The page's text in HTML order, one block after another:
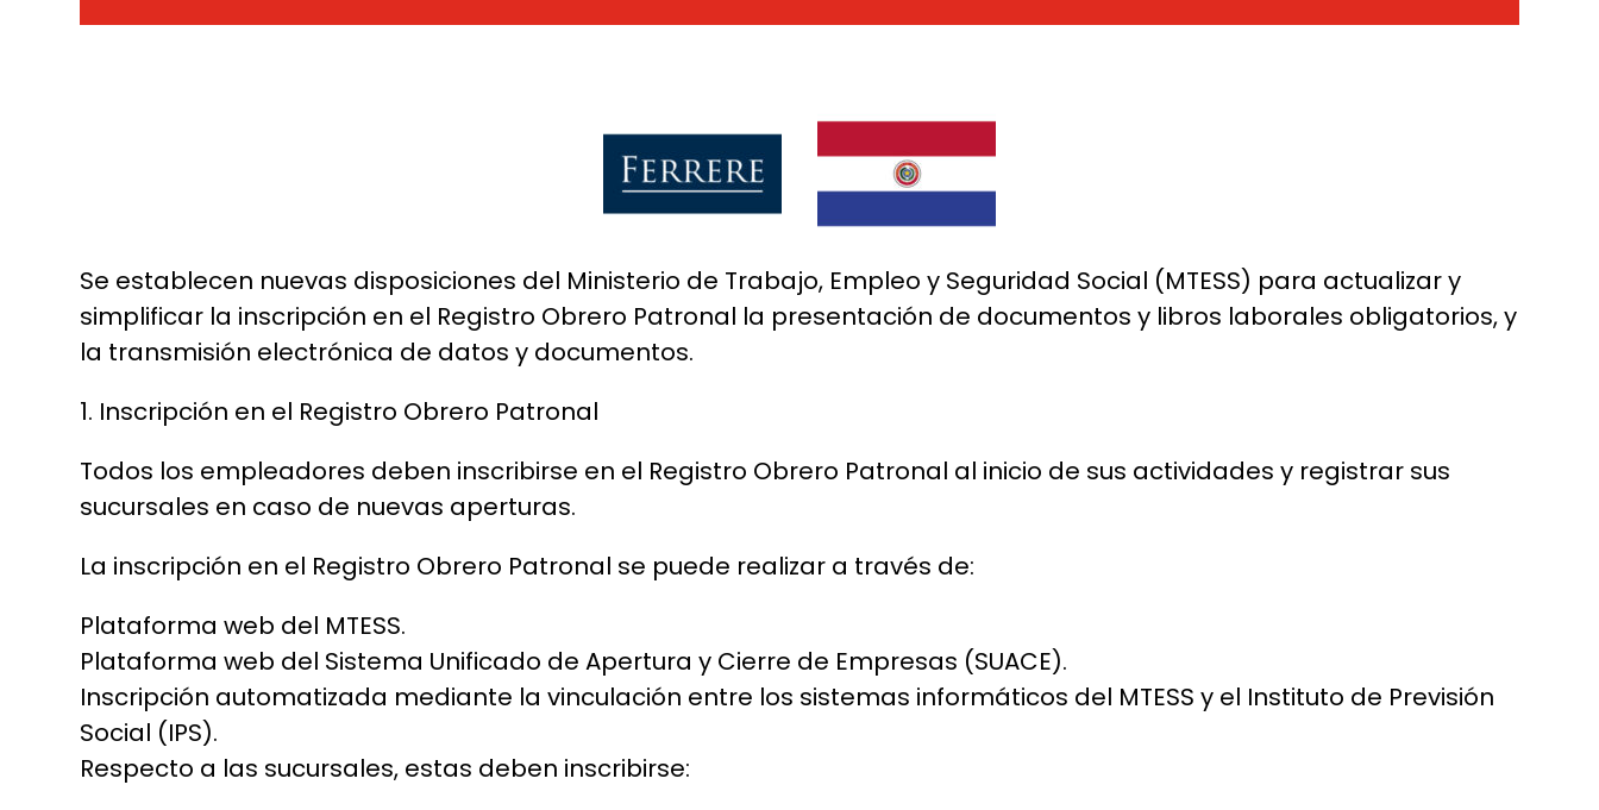
Se establecen nuevas disposiciones del Ministerio de Trabajo, Empleo y Seguridad Social (MTESS) para actualizar y
simplificar la inscripción en el Registro Obrero Patronal la presentación de documentos y libros laborales obligatorios, y
la transmisión electrónica de datos y documentos.
1. Inscripción en el Registro Obrero Patronal
Todos los empleadores deben inscribirse en el Registro Obrero Patronal al inicio de sus actividades y registrar sus
sucursales en caso de nuevas aperturas.
La inscripción en el Registro Obrero Patronal se puede realizar a través de:
Plataforma web del MTESS.
Plataforma web del Sistema Unificado de Apertura y Cierre de Empresas (SUACE).
Inscripción automatizada mediante la vinculación entre los sistemas informáticos del MTESS y el Instituto de Previsión
Social (IPS).
Respecto a las sucursales, estas deben inscribirse: